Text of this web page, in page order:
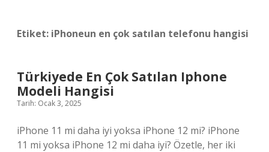
Etiket: iPhoneun en çok satılan telefonu hangisi
Türkiyede En Çok Satılan Iphone
Modeli Hangisi
Tarih: Ocak 3, 2025
iPhone 11 mi daha iyi yoksa iPhone 12 mi? iPhone
11 mi yoksa iPhone 12 mi daha iyi? Özetle, her iki